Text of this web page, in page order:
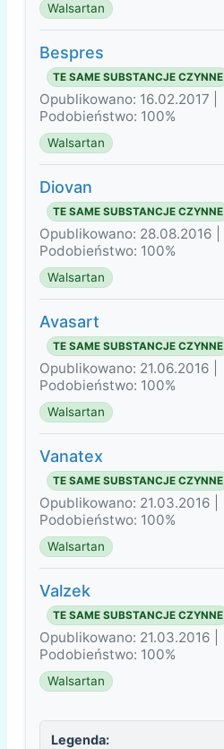
Walsartan
Bespres
TE SAME SUBSTANCJE CZYNNE
Opublikowano: 16.02.2017 |
Podobieństwo: 100%
Walsartan
Diovan
TE SAME SUBSTANCJE CZYNNE
Opublikowano: 28.08.2016 |
Podobieństwo: 100%
Walsartan
Avasart
TE SAME SUBSTANCJE CZYNNE
Opublikowano: 21.06.2016 |
Podobieństwo: 100%
Walsartan
Vanatex
TE SAME SUBSTANCJE CZYNNE
Opublikowano: 21.03.2016 |
Podobieństwo: 100%
Walsartan
Valzek
TE SAME SUBSTANCJE CZYNNE
Opublikowano: 21.03.2016 |
Podobieństwo: 100%
Walsartan
Legenda: